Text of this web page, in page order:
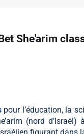
She'arim
pour l’éducation, la
(nord
figurant dans